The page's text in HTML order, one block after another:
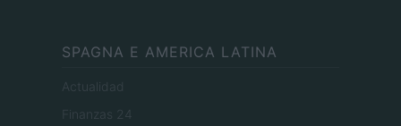
SPAGNA E AMERICA LATINA
Actualidad
Finanzas 24